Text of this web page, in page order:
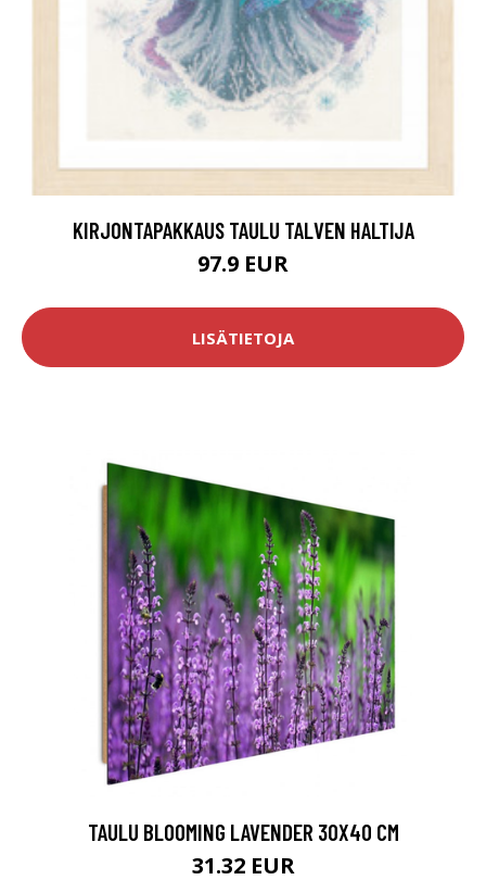
KIRJONTAPAKKAUS TAULU TALVEN HALTIJA
97.9 EUR
LISÄTIETOJA
TAULU BLOOMING LAVENDER 30X40 CM
31.32 EUR